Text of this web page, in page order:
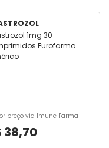
1mg 30
Eurofarma
preço via Imune Farma
38,70